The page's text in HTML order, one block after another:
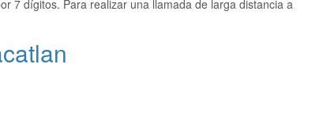
7 dígitos. Para realizar una llamada de larga distancia a